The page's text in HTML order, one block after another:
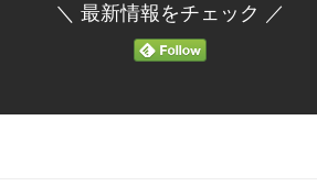
＼ 最新情報をチェック ／